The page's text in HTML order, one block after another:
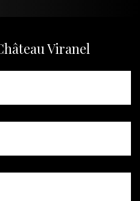
Viranel